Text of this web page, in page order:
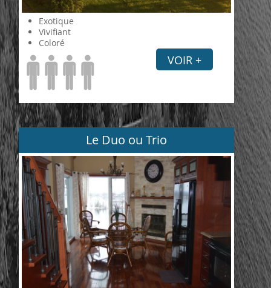
Exotique
Vivifiant
Coloré
VOIR +
Le Duo ou Trio